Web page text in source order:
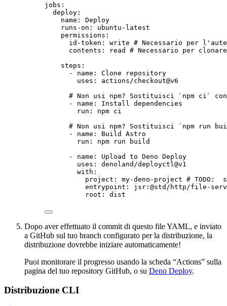
jobs :
deploy :
name : Deploy
runs-on : ubuntu-latest
permissions :
id-token : write # Necessario per
contents : read
# Necessario per
steps :
- name : Clone repository
uses : actions/checkout@v6
# Non usi npm? Sostituisci `npm ci`
- name : Install dependencies
run : npm ci
# Non usi npm? Sostituisci `npm run
- name : Build Astro
run : npm run build
- name : Upload to Deno Deploy
uses : denoland/deployctl@v1
with :
project : my-deno-project # TODO:
entrypoint : jsr:@std/http/file-
root : dist
Dopo aver effettuato il commit di questo file YAML, e inviato
a GitHub sul tuo branch configurato per la distribuzione, la
distribuzione dovrebbe iniziare automaticamente!
Puoi monitorare il progresso usando la scheda “Actions” sulla
pagina del tuo repository GitHub, o su Deno Deploy.
Distribuzione CLI